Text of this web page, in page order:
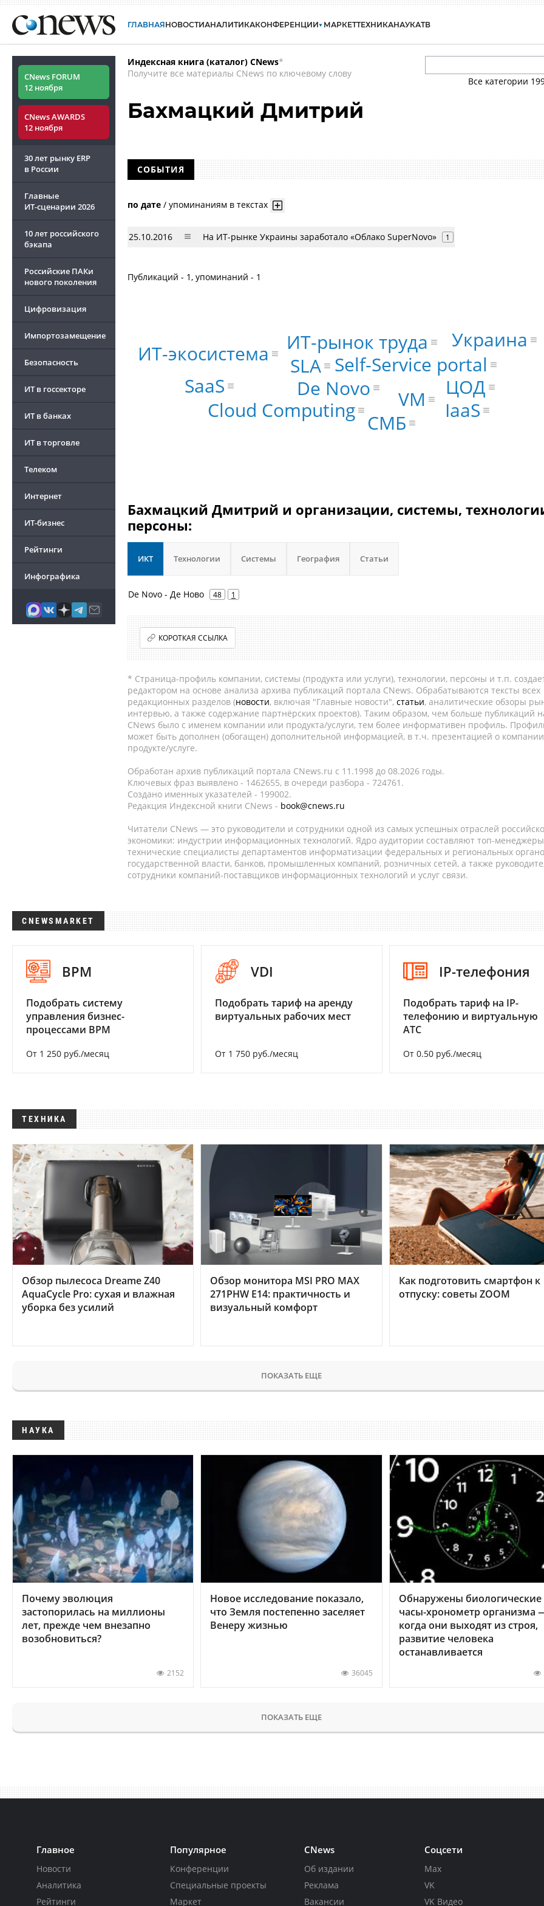
ГЛАВНАЯНОВОСТИАНАЛИТИКАКОНФЕРЕНЦИИ МАРКЕТТЕХНИКАНАУКАТВ
CNews FORUM
12 ноября
CNews AWARDS
12 ноября
30 лет рынку ERP
в России
Главные
ИТ-сценарии 2026
10 лет российского
бэкапа
Российские ПАКи
нового поколения
Цифровизация
Импортозамещение
Безопасность
ИТ в госсекторе
ИТ в банках
ИТ в торговле
Телеком
Интернет
ИТ-бизнес
Рейтинги
Инфографика
Индексная книга (каталог) CNews*
Получите все материалы CNews по ключевому слову
Все категории
Бахмацкий Дмитрий
СОБЫТИЯ
по дате / упоминаниям в текстах
25.10.2016 На ИТ-рынке Украины заработало «Облако SuperNovo» 1
Публикаций - 1, упоминаний - 1
De Novo
Self-Service portal
VM
Cloud Computing
SLA
IaaS
ИТ-экосистема
ЦОД
SaaS
Украина
ИТ-рынок труда
СМБ
Бахмацкий Дмитрий и организации, системы,
персоны:
ИКТ Технологии Системы География Статьи
De Novo - Де Ново 48 1
КОРОТКАЯ ССЫЛКА
* Страница-профиль компании, системы (продукта или услуги), технологии, персоны и т.п.
редактором на основе анализа архива публикаций портала CNews. Обрабатываются тексты всех
редакционных разделов (новости, включая "Главные новости", статьи, аналитические обзоры
интервью, а также содержание партнёрских проектов). Таким образом, чем больше публикаций
CNews было с именем компании или продукта/услуги, тем более информативен профиль.
может быть дополнен (обогащен) дополнительной информацией, в т.ч. презентацией о
продукте/услуге.
Обработан архив публикаций портала CNews.ru c 11.1998 до 08.2026 годы.
Ключевых фраз выявлено - 1462655, в очереди разбора - 724761.
Создано именных указателей - 199002.
Редакция Индексной книги CNews - book@cnews.ru
Читатели CNews — это руководители и сотрудники одной из самых успешных отраслей
экономики: индустрии информационных технологий. Ядро аудитории составляют топ-
технические специалисты департаментов информатизации федеральных и региональных
государственной власти, банков, промышленных компаний, розничных сетей, а также
сотрудники компаний-поставщиков информационных технологий и услуг связи.
CNEWSMARKET
BPM
Подобрать систему
управления бизнес-
процессами BPM
От 1 250 руб./месяц
VDI
Подобрать тариф на аренду
виртуальных рабочих мест
От 1 750 руб./месяц
IP-телефония
Подобрать тариф на IP-
телефонию и виртуальную
АТС
От 0.50 руб./месяц
ТЕХНИКА
Обзор пылесоса Dreame Z40
AquaCycle Pro: сухая и влажная
уборка без усилий
Обзор монитора MSI PRO MAX
271PHW E14: практичность и
визуальный комфорт
Как подготовить смартфон к
отпуску: советы ZOOM
ПОКАЗАТЬ ЕЩЕ
НАУКА
Почему эволюция
застопорилась на миллионы
лет, прежде чем внезапно
возобновиться?
2152
Новое исследование показало,
что Земля постепенно заселяет
Венеру жизнью
36045
Обнаружены биологические
часы-хронометр организма
когда они выходят из строя,
развитие человека
останавливается
ПОКАЗАТЬ ЕЩЕ
Главное
Новости
Аналитика
Рейтинги
Популярное
Конференции
Специальные проекты
Маркет
CNews
Об издании
Реклама
Вакансии
Соцсети
Max
VK
VK Видео